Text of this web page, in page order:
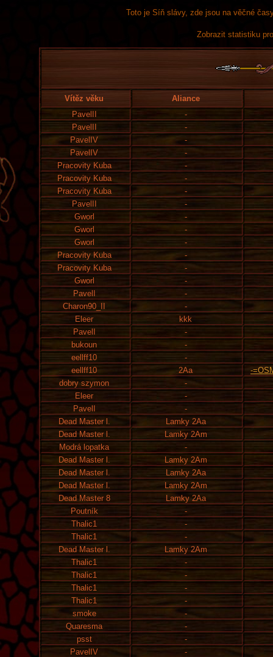
Toto je Síň slávy, zde jsou na věčné
Zobrazit statistiku
Vítěz věku
Aliance
PavelII
-
PavelII
-
PavelIV
-
PavelIV
-
Pracovity Kuba
-
Pracovity Kuba
-
Pracovity Kuba
-
PavelII
-
Gworl
-
Gworl
-
Gworl
-
Pracovity Kuba
-
Pracovity Kuba
-
Gworl
-
PavelI
-
Charon90_II
-
Eleer
kkk
PavelI
-
bukoun
-
eellff10
-
eellff10
2Aa
-
dobry szymon
-
Eleer
-
PavelI
-
Dead Master l.
Lamky 2Aa
Dead Master l.
Lamky 2Am
Modrá lopatka
-
Dead Master l.
Lamky 2Am
Dead Master l.
Lamky 2Aa
Dead Master l.
Lamky 2Am
Dead Master 8
Lamky 2Aa
Poutník
-
Thalic1
-
Thalic1
-
Dead Master l.
Lamky 2Am
Thalic1
-
Thalic1
-
Thalic1
-
Thalic1
-
smoke
-
Quaresma
-
psst
-
PavelIV
-